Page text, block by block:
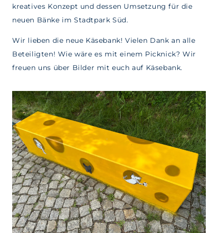
kreatives Konzept und dessen Umsetzung für die
neuen Bänke im Stadtpark Süd.
Wir lieben die neue Käsebank! Vielen Dank an alle
Beteiligten! Wie wäre es mit einem Picknick? Wir
freuen uns über Bilder mit euch auf Käsebank.